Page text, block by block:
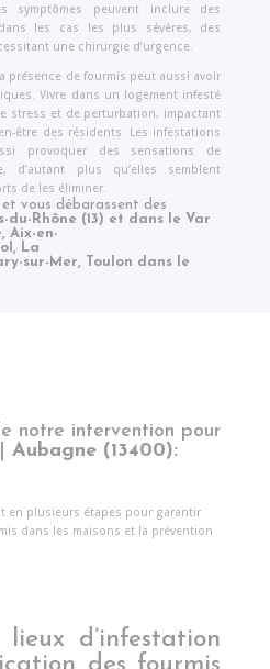
symptômes peuvent inclure des
les cas les plus sévères, des
une chirurgie d’urgence.
présence de fourmis peut aussi avoir
Vivre dans un logement infesté
stress et de perturbation, impactant
être des résidents. Les infestations
provoquer des sensations de
d’autant plus qu’elles semblent
de les éliminer.
vous débarassent des
du-Rhône (13) et dans le Var
, Aix-en-
,
La
sur-Mer,
Toulon dans le
notre intervention pour
Aubagne (13400):
en plusieurs étapes pour garantir
dans les maisons et la prévention
d’infestation